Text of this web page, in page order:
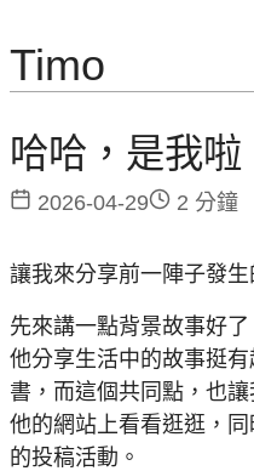
Timo
哈哈，是我啦
2026-04-29 2 分鐘
讓我來分享前一陣子發生
先來講一點背景故事好
他分享生活中的故事挺
書，而這個共同點，也
他的網站上看看逛逛，
的投稿活動。